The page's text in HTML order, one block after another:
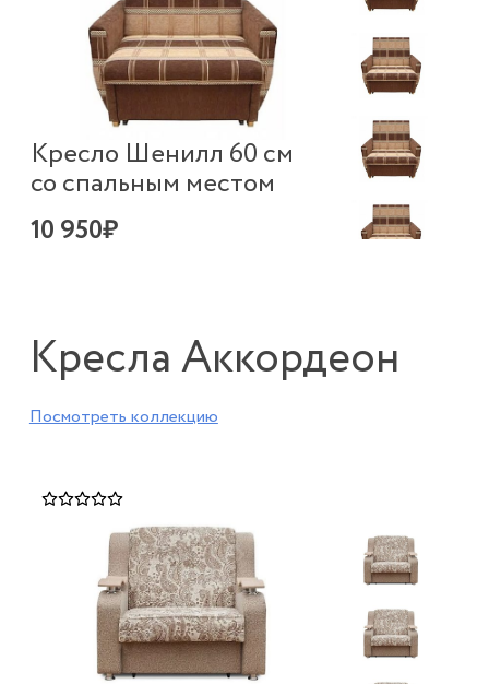
Кресло Шенилл 60 см
со спальным местом
10 950₽
Кресла Аккордеон
Посмотреть коллекцию